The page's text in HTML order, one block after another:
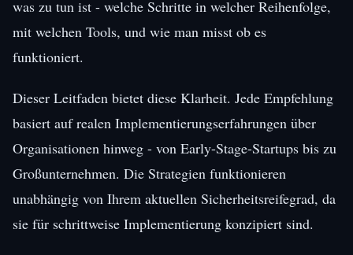
was zu tun ist - welche Schritte in welcher Reihenfolge,
mit welchen Tools, und wie man misst ob es
funktioniert.
Dieser Leitfaden bietet diese Klarheit. Jede Empfehlung
basiert auf realen Implementierungserfahrungen über
Organisationen hinweg - von Early-Stage-Startups bis zu
Großunternehmen. Die Strategien funktionieren
unabhängig von Ihrem aktuellen Sicherheitsreifegrad, da
sie für schrittweise Implementierung konzipiert sind.